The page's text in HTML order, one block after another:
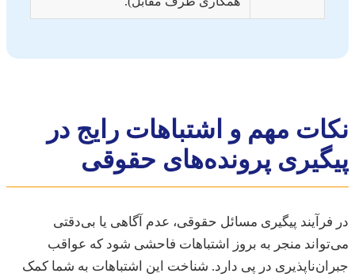
مهم و اشتباهات رایج در
پرونده‌های حقوقی
پیگیری مسائل حقوقی، عدم آگاهی یا بی‌دقتی
منجر به بروز اشتباهات فاحشی شود که عواقب
در پی دارد. شناخت این اشتباهات به شما کمک